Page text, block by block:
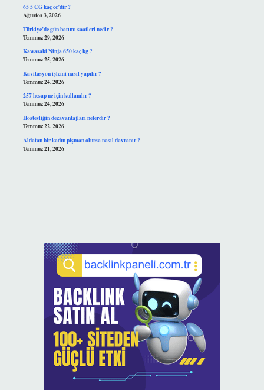
65 5 CG kaç cc’dir ?
Ağustos 3, 2026
Türkiye’de gün batımı saatleri nedir ?
Temmuz 29, 2026
Kawasaki Ninja 650 kaç kg ?
Temmuz 25, 2026
Kavitasyon işlemi nasıl yapılır ?
Temmuz 24, 2026
257 hesap ne için kullanılır ?
Temmuz 24, 2026
Hostesliğin dezavantajları nelerdir ?
Temmuz 22, 2026
Aldatan bir kadın pişman olursa nasıl davranır ?
Temmuz 21, 2026